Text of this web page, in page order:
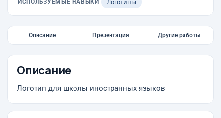
ИСПОЛЬЗУЕМЫЕ НАВЫКИ Логотипы
Описание Презентация Другие работы
Описание
Логотип для школы иностранных языков